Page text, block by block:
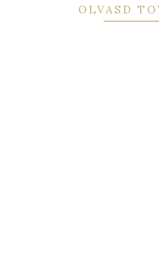
OLVASD